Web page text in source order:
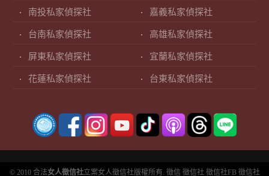
南投私家偵探社 嘉義私家偵探社
台南私家偵探社 高雄私家偵探社
屏東私家偵探社 宜蘭私家偵探社
花蓮私家偵探社 台東私家偵探社
© 2010 合法女人徵信社立案女人徵信社版權所有. 徵信 徵信社 徵信社FB 徵信社